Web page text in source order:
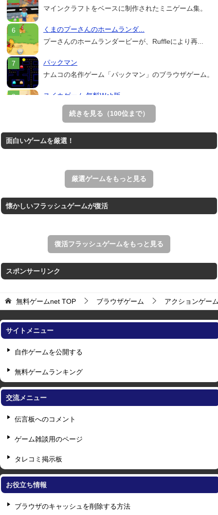
マインクラフトをベースに制作されたミニゲーム集。
くまのプーさんのホームランダ...
プーさんのホームランダービーが、Ruffleにより再...
パックマン
ナムコの名作ゲーム「パックマン」のブラウザゲーム。
スイカゲーム 無料Web版
スイカゲームをスクラッチで再現した無料Web版。
リアルな麻雀牌を使う18種類の上海ゲーム。
すべての矢印を画面外へ導くパズルゲーム。
続きを見る（100位まで）
面白いゲームを厳選！
厳選ゲームをもっと見る
懐かしいフラッシュゲームが復活
復活フラッシュゲームをもっと見る
スポンサーリンク
無料ゲームnet TOP ブラウザゲーム アクションゲー
サイトメニュー
自作ゲームを公開する
無料ゲームランキング
交流メニュー
伝言板へのコメント
ゲーム雑談用のページ
タレコミ掲示板
お役立ち情報
ブラウザのキャッシュを削除する方法